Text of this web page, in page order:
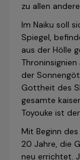
zu allen
Im Naiku soll
Spiegel,
aus der Hölle
der
Gottheit des
gesamte
Toyouke ist
Mit Beginn
20 Jahre, die
neu errichtet.